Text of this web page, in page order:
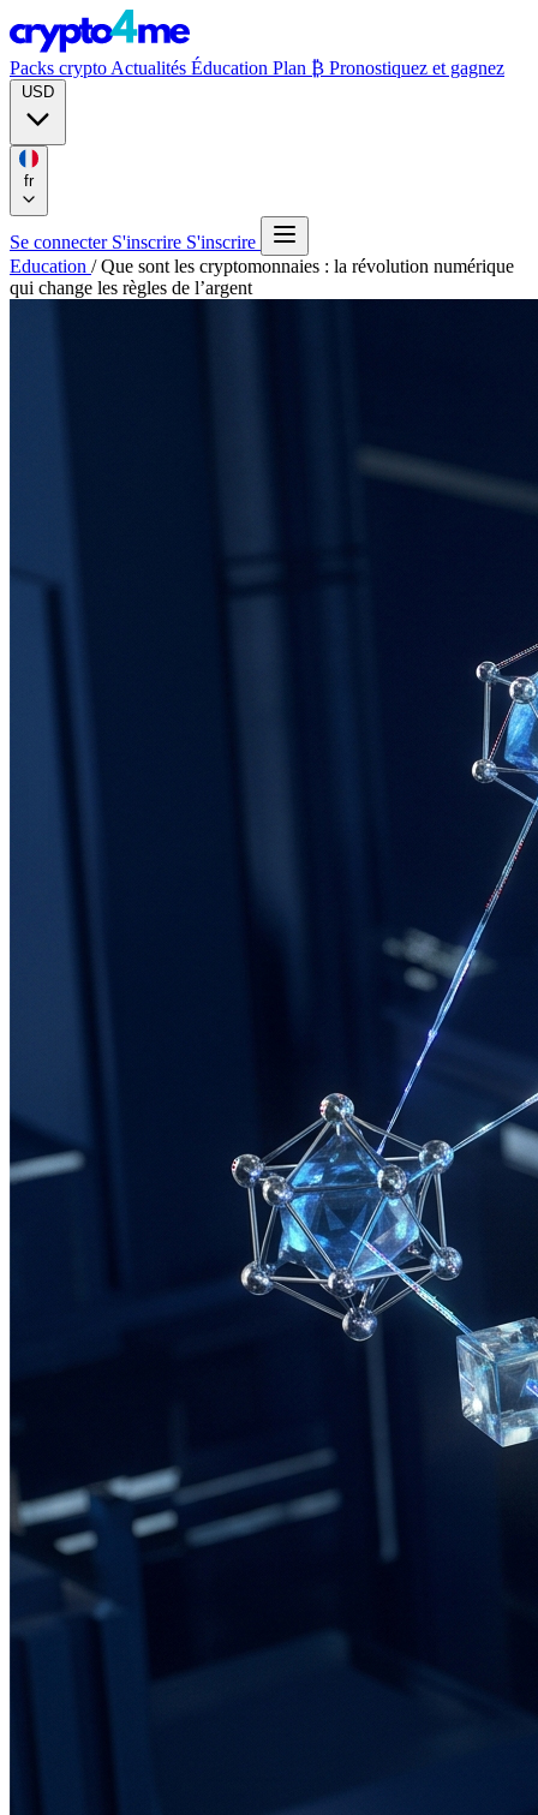
Packs crypto Actualités Éducation Plan ₿ Pronostiquez et gagnez
fr
Se connecter S'inscrire S'inscrire
Education / Que sont les cryptomonnaies : la révolution numérique
qui change les règles de l’argent